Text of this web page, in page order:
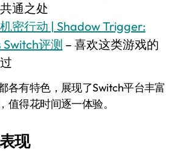
通之处
密行动 | Shadow Trigger:
评测 – 喜欢这类游戏的
各有特色，展现了Switch平台丰富
值得花时间逐一体验。
现